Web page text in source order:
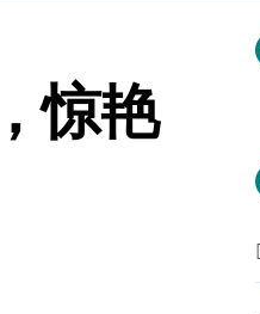
惊艳